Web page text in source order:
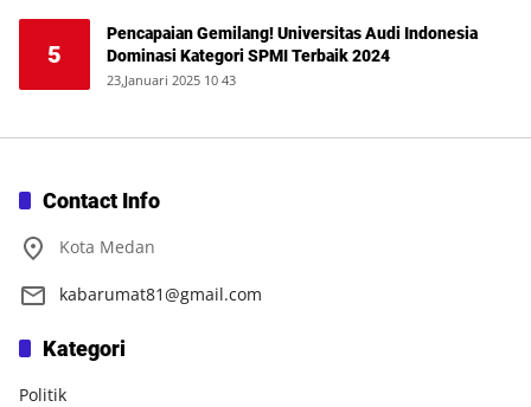
5
Pencapaian Gemilang! Universitas Audi Indonesia
Dominasi Kategori SPMI Terbaik 2024
23,Januari 2025 10 43
Contact Info
Kota Medan
kabarumat81@gmail.com
Kategori
Politik